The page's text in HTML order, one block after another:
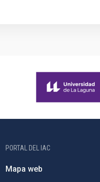
PORTAL DEL IAC
Mapa web